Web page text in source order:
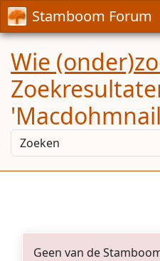
Stamboom Forum
Wie
Geen van de